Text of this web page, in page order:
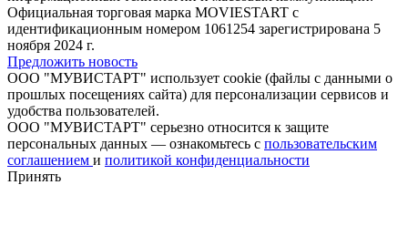
Официальная торговая марка MOVIESTART с
идентификационным номером 1061254 зарегистрирована 5
ноября 2024 г.
Предложить новость
ООО "МУВИСТАРТ" использует cookie (файлы с данными о
прошлых посещениях сайта) для персонализации сервисов и
удобства пользователей.
ООО "МУВИСТАРТ" серьезно относится к защите
персональных данных — ознакомьтесь с пользовательским
соглашением и политикой конфиденциальности
Принять